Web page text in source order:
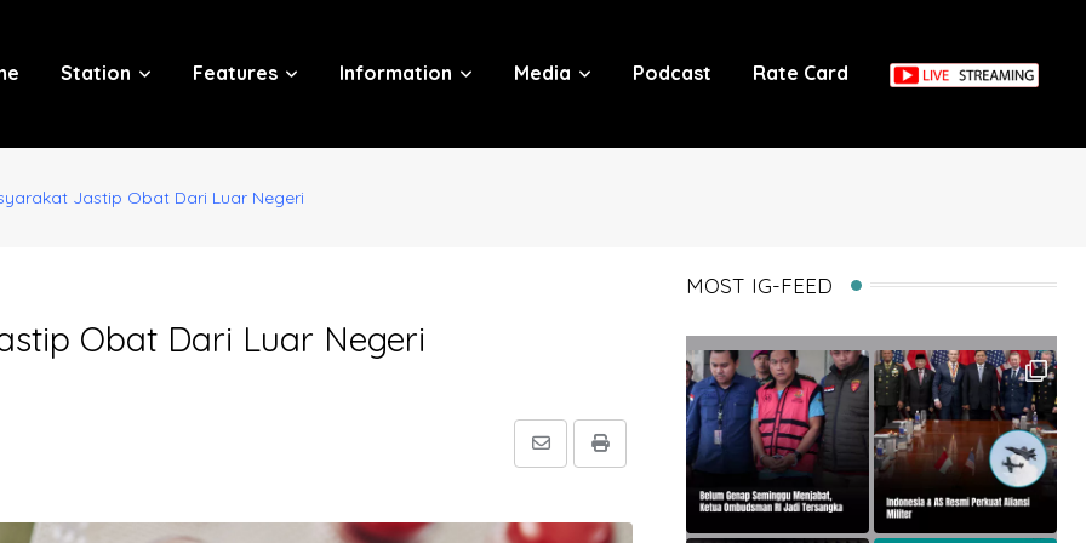
Station Features Information Media Podcast Rate Card
Jastip Obat Dari Luar Negeri
Obat Dari Luar Negeri
Print
Share
MOST IG-FEED